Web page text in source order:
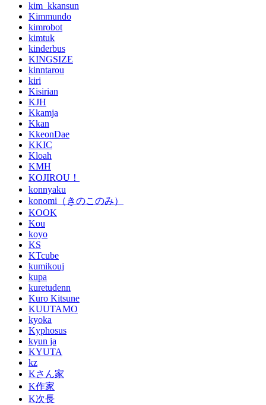
kim_kkansun
Kimmundo
kimrobot
kimtuk
kinderbus
KINGSIZE
kinntarou
kiri
Kisirian
KJH
Kkamja
Kkan
KkeonDae
KKIC
Kloah
KMH
KOJIROU！
konnyaku
konomi（きのこのみ）
KOOK
Kou
koyo
KS
KTcube
kumikouj
kupa
kuretudenn
Kuro Kitsune
KUUTAMO
kyoka
Kyphosus
kyun ja
KYUTA
kz
Kさん家
K作家
K次長